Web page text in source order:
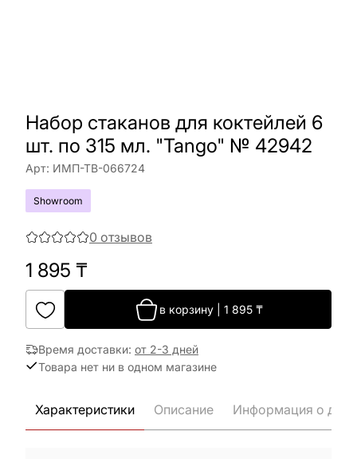
Набор стаканов для коктейлей 6
шт. по 315 мл. "Tango" № 42942
Арт: ИМП-ТВ-066724
Showroom
0 отзывов
1 895 ₸
в корзину| 1 895₸
Время доставки: от 2-3 дней
Товара нет ни в одном магазине
Характеристики Описание Информация о